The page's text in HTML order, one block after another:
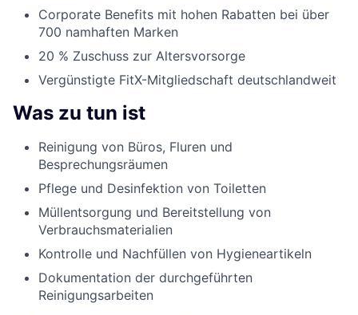
Corporate Benefits mit hohen Rabatten bei über
700 namhaften Marken
20 % Zuschuss zur Altersvorsorge
Vergünstigte FitX-Mitgliedschaft deutschlandweit
Was zu tun ist
Reinigung von Büros, Fluren und
Besprechungsräumen
Pflege und Desinfektion von Toiletten
Müllentsorgung und Bereitstellung von
Verbrauchsmaterialien
Kontrolle und Nachfüllen von Hygieneartikeln
Dokumentation der durchgeführten
Reinigungsarbeiten